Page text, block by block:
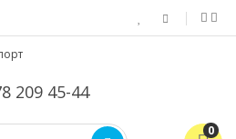
209 45-44
0